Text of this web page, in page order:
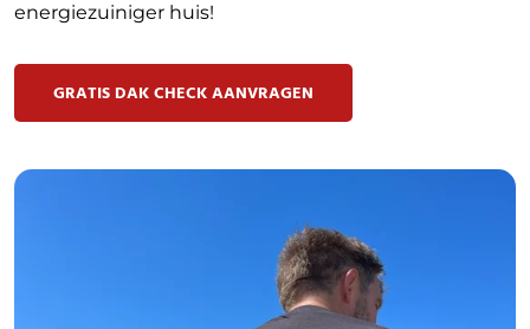
energiezuiniger huis!
GRATIS DAK CHECK AANVRAGEN